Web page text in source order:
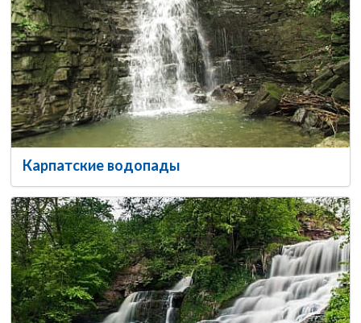
Карпатские водопады